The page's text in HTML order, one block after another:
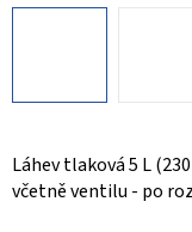
Láhev tlaková 5 L
včetně ventilu - po